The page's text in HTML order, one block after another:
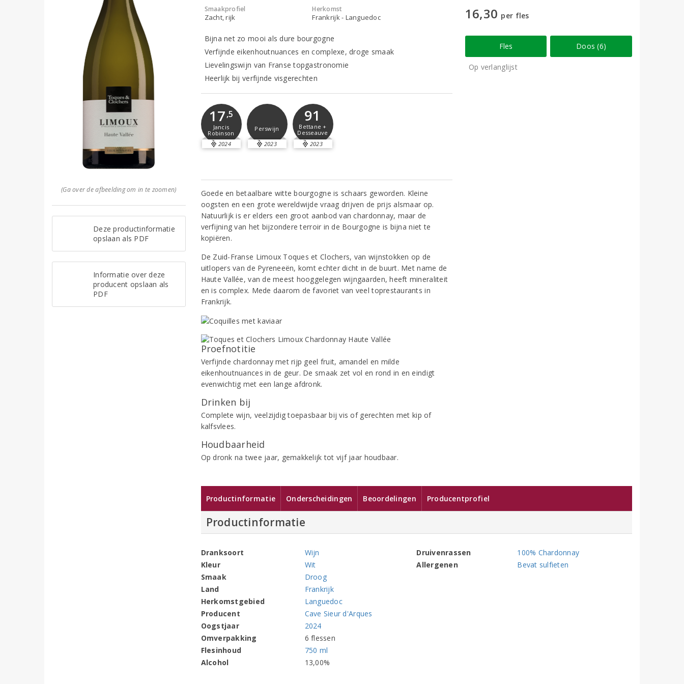
(Ga over de afbeelding om in te zoomen)
Deze productinformatie
opslaan als PDF
Informatie over deze
producent opslaan als
PDF
Smaakprofiel
Zacht, rijk
Herkomst
Frankrijk - Languedoc
Bijna net zo mooi als dure bourgogne
Verfijnde eikenhoutnuances en complexe, droge smaak
Lievelingswijn van Franse topgastronomie
Heerlijk bij verfijnde visgerechten
17,5
Jancis
Robinson
2024
Perswijn
2023
91
Bettane +
Desseauve
2023
Goede en betaalbare witte bourgogne is schaars geworden. Kleine
oogsten en een grote wereldwijde vraag drijven de prijs alsmaar op.
Natuurlijk is er elders een groot aanbod van chardonnay, maar de
verfijning van het bijzondere terroir in de Bourgogne is bijna niet te
kopiëren.
De Zuid-Franse Limoux Toques et Clochers, van wijnstokken op de
uitlopers van de Pyreneeën, komt echter dicht in de buurt. Met name de
Haute Vallée, van de meest hooggelegen wijngaarden, heeft mineraliteit
en is complex. Mede daarom de favoriet van veel toprestaurants in
Frankrijk.
Proefnotitie
Verfijnde chardonnay met rijp geel fruit, amandel en milde
eikenhoutnuances in de geur. De smaak zet vol en rond in en eindigt
evenwichtig met een lange afdronk.
Drinken bij
Complete wijn, veelzijdig toepasbaar bij vis of gerechten met kip of
kalfsvlees.
Houdbaarheid
Op dronk na twee jaar, gemakkelijk tot vijf jaar houdbaar.
16,30 per fles
Fles Doos (6)
Op verlanglijst
Productinformatie Onderscheidingen Beoordelingen Producentprofiel
Productinformatie
Dranksoort
Wijn
Kleur
Wit
Smaak
Droog
Land
Frankrijk
Herkomstgebied
Languedoc
Producent
Cave Sieur d'Arques
Oogstjaar
2024
Omverpakking
6 flessen
Flesinhoud
750 ml
Alcohol
13,00%
Druivenrassen
100% Chardonnay
Allergenen
Bevat sulfieten